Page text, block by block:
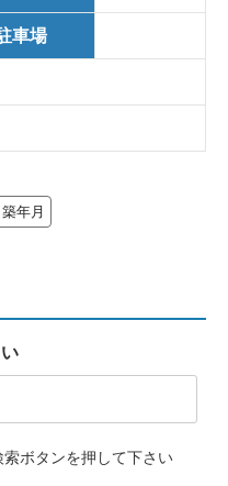
車場
築年月
ボタンを押して下さい